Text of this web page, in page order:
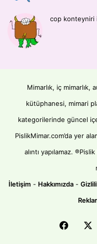
cop konteyniri
Mimarlık, iç
kütüphanesi, mimari
kategorilerinde güncel
PislikMimar.com’da yer
alıntı yapılamaz.
İletişim - Hakkımızda -